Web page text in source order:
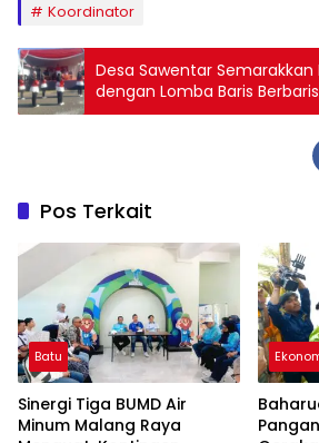
Koordinator
Desa Sawentar Semarakkan
dengan Lomba Baris
Kecil Ikut Kebagian Rezeki
Pos Terkait
Batu
Sinergi Tiga BUMD Air
Minum Malang Raya